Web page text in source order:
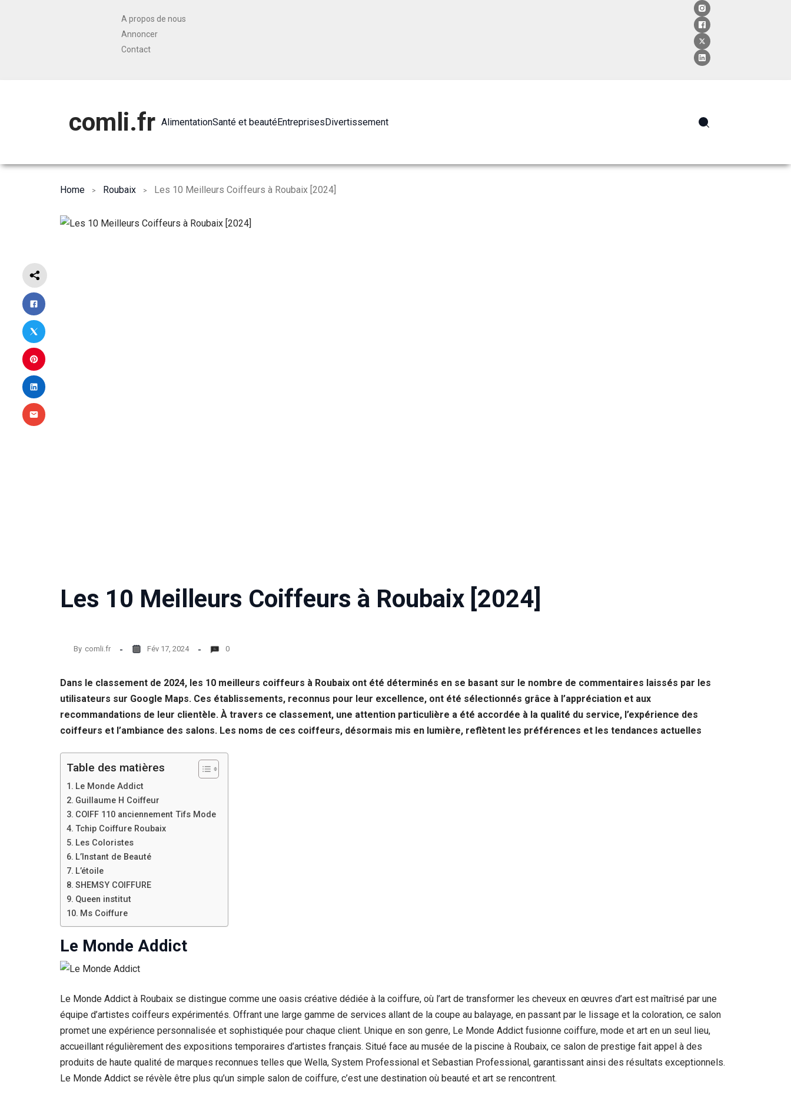
A propos de nous
Annoncer
Contact
comli.fr AlimentationSanté et beautéEntreprisesDivertissement
Home Roubaix Les 10 Meilleurs Coiffeurs à Roubaix [2024]
Les 10 Meilleurs Coiffeurs à Roubaix [2024]
By comli.fr Fév 17, 2024 0
Dans le classement de 2024, les 10 meilleurs coiffeurs à Roubaix ont été déterminés en se basant sur le nombre de commentaires laissés par les
utilisateurs sur Google Maps. Ces établissements, reconnus pour leur excellence, ont été sélectionnés grâce à l’appréciation et aux
recommandations de leur clientèle. À travers ce classement, une attention particulière a été accordée à la qualité du service, l’expérience des
coiffeurs et l’ambiance des salons. Les noms de ces coiffeurs, désormais mis en lumière, reflètent les préférences et les tendances actuelles
Table des matières
Le Monde Addict
Guillaume H Coiffeur
COIFF 110 anciennement Tifs Mode
Tchip Coiffure Roubaix
Les Coloristes
L’Instant de Beauté
L’étoile
SHEMSY COIFFURE
Queen institut
Ms Coiffure
Le Monde Addict
Le Monde Addict à Roubaix se distingue comme une oasis créative dédiée à la coiffure, où l’art de transformer les cheveux en œuvres d’art est maîtrisé par une
équipe d’artistes coiffeurs expérimentés. Offrant une large gamme de services allant de la coupe au balayage, en passant par le lissage et la coloration, ce salon
promet une expérience personnalisée et sophistiquée pour chaque client. Unique en son genre, Le Monde Addict fusionne coiffure, mode et art en un seul lieu,
accueillant régulièrement des expositions temporaires d’artistes français. Situé face au musée de la piscine à Roubaix, ce salon de prestige fait appel à des
produits de haute qualité de marques reconnues telles que Wella, System Professional et Sebastian Professional, garantissant ainsi des résultats exceptionnels.
Le Monde Addict se révèle être plus qu’un simple salon de coiffure, c’est une destination où beauté et art se rencontrent.